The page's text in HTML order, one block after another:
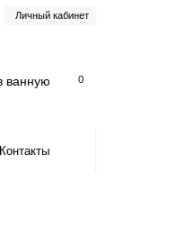
Личный кабинет
0
Контакты